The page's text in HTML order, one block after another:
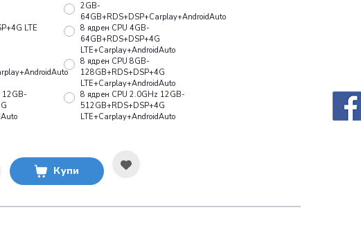
2GB-
64GB+RDS+DSP+Carplay+AndroidAuto
LTE
8 ядрен CPU 4GB-
64GB+RDS+DSP+4G
LTE+Carplay+AndroidAuto
8 ядрен CPU 8GB-
128GB+RDS+DSP+4G
LTE+Carplay+AndroidAuto
12GB-
8 ядрен CPU 2.0GHz 12GB-
512GB+RDS+DSP+4G
LTE+Carplay+AndroidAuto
Купи